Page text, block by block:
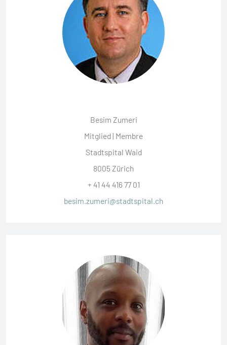
Besim Zumeri
Mitglied | Membre
Stadtspital Waid
8005 Zürich
+ 41 44 416 77 01
besim.zumeri@stadtspital.ch